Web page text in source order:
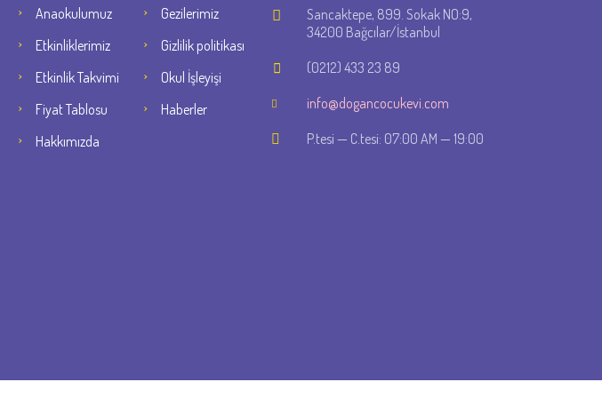
Anaokulumuz
Gezilerimiz
Etkinliklerimiz
Gizlilik politikası
Etkinlik Takvimi
Okul İşleyişi
Fiyat Tablosu
Haberler
Hakkımızda
Sancaktepe, 899. Sokak NO:9,
34200 Bağcılar/İstanbul
(0212) 433 23 89
info@dogancocukevi.com
P.tesi — C.tesi: 07:00 AM — 19:00